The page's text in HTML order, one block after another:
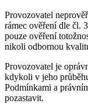
Provozovatel
rámec ověření dle čl.
pouze ověření
nikoli odbornou
Provozovatel je
kdykoli v jeho
Podmínkami a
pozastavit.